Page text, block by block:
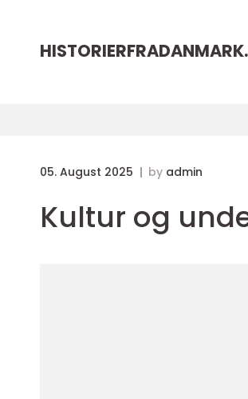
HISTORIERFRADANMARK.
05. August 2025 by admin
Kultur og